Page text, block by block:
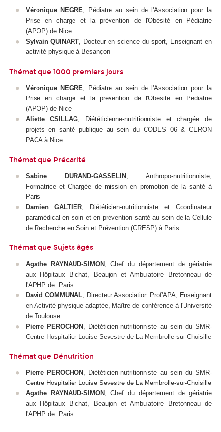
Véronique NEGRE, Pédiatre au sein de l'Association pour la
Prise en charge et la prévention de l'Obésité en Pédiatrie
(APOP) de Nice
Sylvain QUINART, Docteur en science du sport, Enseignant en
activité physique à Besançon
Thématique 1000 premiers jours
Véronique NEGRE, Pédiatre au sein de l'Association pour la
Prise en charge et la prévention de l'Obésité en Pédiatrie
(APOP) de Nice
Aliette CSILLAG, Diététicienne-nutritionniste et chargée de
projets en santé publique au sein du CODES 06 & CERON
PACA à Nice
Thématique Précarité
Sabine DURAND-GASSELIN
, Anthropo-nutritionniste,
Formatrice et Chargée de mission en promotion de la santé à
Paris
Damien GALTIER , Diététicien-nutritionniste et Coordinateur
paramédical en soin et en prévention santé au sein de la Cellule
de Recherche en Soin et Prévention (CRESP) à Paris
Thématique Sujets âgés
Agathe RAYNAUD-SIMON, Chef du département de gériatrie
aux Hôpitaux Bichat, Beaujon et Ambulatoire Bretonneau de
l'APHP de Paris
David COMMUNAL , Directeur Association Prof'APA, Enseignant
en Activité physique adaptée, Maître de conférence à l'Université
de Toulouse
Pierre PEROCHON, Diététicien-nutritionniste au sein du SMR-
Centre Hospitalier Louise Sevestre de La Membrolle-sur-Choisille
Thématique Dénutrition
Pierre PEROCHON , Diététicien-nutritionniste au sein du SMR-
Centre Hospitalier Louise Sevestre de La Membrolle-sur-Choisille
Agathe RAYNAUD-SIMON , Chef du département de gériatrie
aux Hôpitaux Bichat, Beaujon et Ambulatoire Bretonneau de
l'APHP de Paris